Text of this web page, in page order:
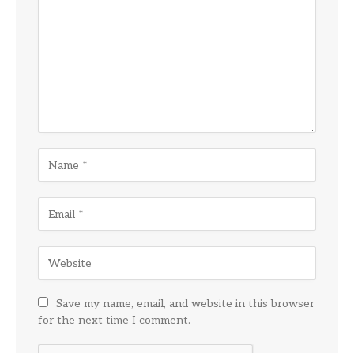
Save my name, email, and website in this browser
for the next time I comment.